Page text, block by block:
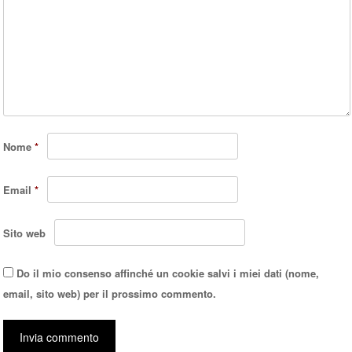
Nome*
Email*
Sito web
Do il mio consenso affinché un cookie salvi i miei dati (nome,
email, sito web) per il prossimo commento.